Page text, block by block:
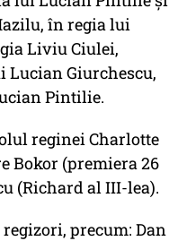
în regia lui
Liviu Ciulei,
Lucian Giurchescu,
Pintilie.
reginei Charlotte
Bokor (premiera 26
(Richard al III-lea).
precum: Dan